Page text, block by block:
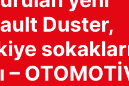
Duster,
–